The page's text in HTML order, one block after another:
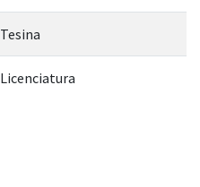
Tesina
Licenciatura